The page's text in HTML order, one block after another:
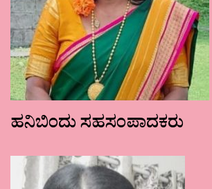
ಹನಿಬಿಂದು ಸಹಸಂಪಾದಕರು